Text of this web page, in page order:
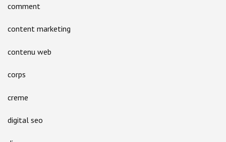
comment
content marketing
contenu web
corps
creme
digital seo